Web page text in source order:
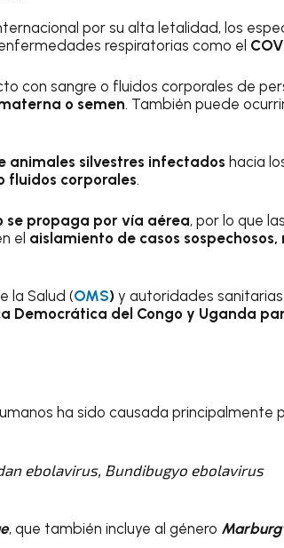
por su alta letalidad, los
respiratorias como el
con sangre o fluidos corporales de
o semen. También puede
animales silvestres infectados hacia
fluidos corporales.
se propaga por vía aérea, por lo que
el aislamiento de casos
la Salud (OMS) y autoridades
Democrática del Congo y Uganda
ha sido causada principalmente
ebolavirus, Bundibugyo ebolavirus
, que también incluye al género